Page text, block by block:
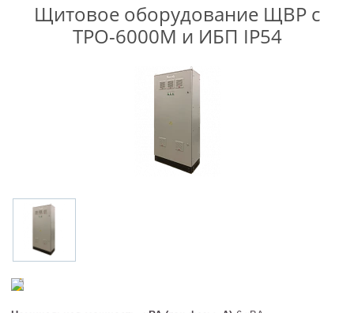
Щитовое оборудование ЩВР с
ТРО-6000М и ИБП IP54